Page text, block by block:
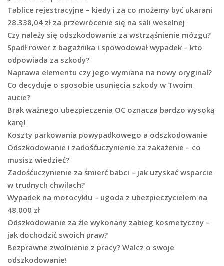
Tablice rejestracyjne – kiedy i za co możemy być ukarani
28.338,04 zł za przewrócenie się na sali weselnej
Czy należy się odszkodowanie za wstrząśnienie mózgu?
Spadł rower z bagażnika i spowodował wypadek – kto
odpowiada za szkody?
Naprawa elementu czy jego wymiana na nowy oryginał?
Co decyduje o sposobie usunięcia szkody w Twoim
aucie?
Brak ważnego ubezpieczenia OC oznacza bardzo wysoką
karę!
Koszty parkowania powypadkowego a odszkodowanie
Odszkodowanie i zadośćuczynienie za zakażenie – co
musisz wiedzieć?
Zadośćuczynienie za śmierć babci – jak uzyskać wsparcie
w trudnych chwilach?
Wypadek na motocyklu – ugoda z ubezpieczycielem na
48.000 zł
Odszkodowanie za źle wykonany zabieg kosmetyczny –
jak dochodzić swoich praw?
Bezprawne zwolnienie z pracy? Walcz o swoje
odszkodowanie!